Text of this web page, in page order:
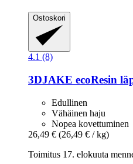
Ostoskori
4.1 (8)
3DJAKE ecoResin
Edullinen
Vähäinen haju
Nopea kovettuminen
26,49 € (26,49 € / kg)
Toimitus 17. elokuuta